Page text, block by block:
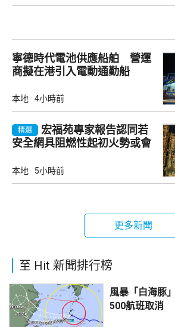
寧德時代電池供應船舶 營運
商擬在港引入電動通勤船
本地 4小時前
精選
宏福苑專家報告認同若
安全網具阻燃性起初火勢或會
本地 5小時前
更多新聞
至 Hit 新聞排行榜
風暴「白海豚
500航班取消